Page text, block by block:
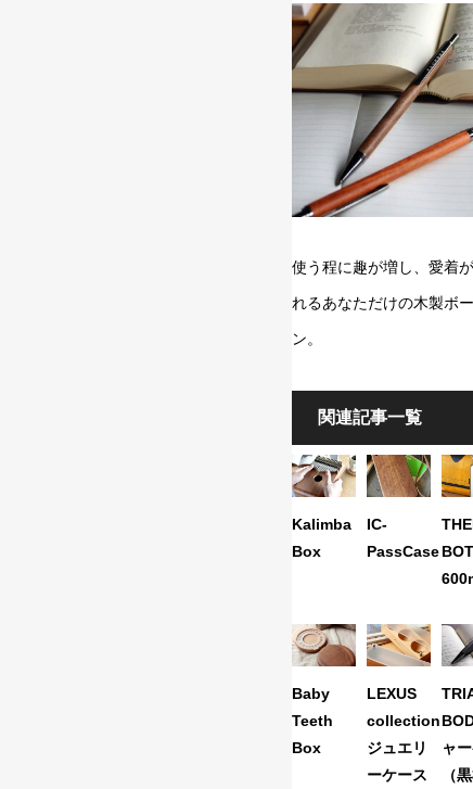
使う程に趣が増し、愛着
れるあなただけの木製ボ
ン。
関連記事一覧
Kalimba
Box
IC-
PassCase
Baby
Teeth
Box
LEXUS
collection
ジュエリ
ーケース
ャ
（